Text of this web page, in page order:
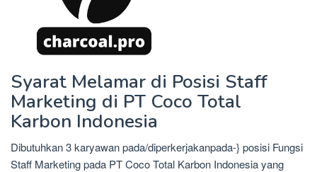
Syarat Melamar di Posisi Staff
Marketing di PT Coco Total
Karbon Indonesia
Dibutuhkan 3 karyawan pada/diperkerjakanpada-} posisi Fungsi
Staff Marketing pada PT Coco Total Karbon Indonesia yang